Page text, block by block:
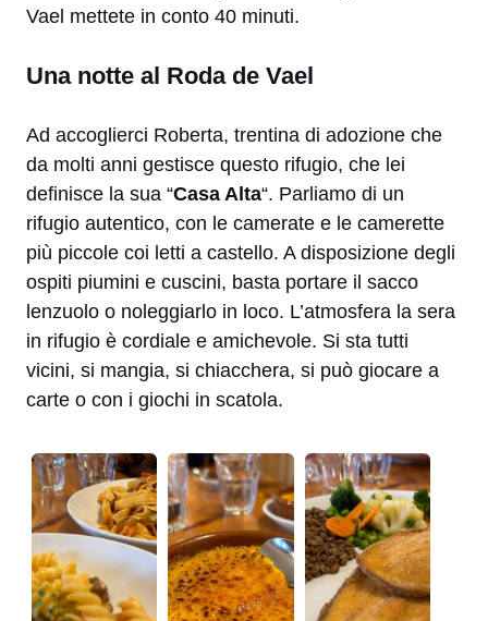
Vael mettete in conto 40 minuti.
Una notte al Roda de Vael
Ad accoglierci Roberta, trentina di adozione che
da molti anni gestisce questo rifugio, che lei
definisce la sua “Casa Alta“. Parliamo di un
rifugio autentico, con le camerate e le camerette
più piccole coi letti a castello. A disposizione degli
ospiti piumini e cuscini, basta portare il sacco
lenzuolo o noleggiarlo in loco. L’atmosfera la sera
in rifugio è cordiale e amichevole. Si sta tutti
vicini, si mangia, si chiacchera, si può giocare a
carte o con i giochi in scatola.